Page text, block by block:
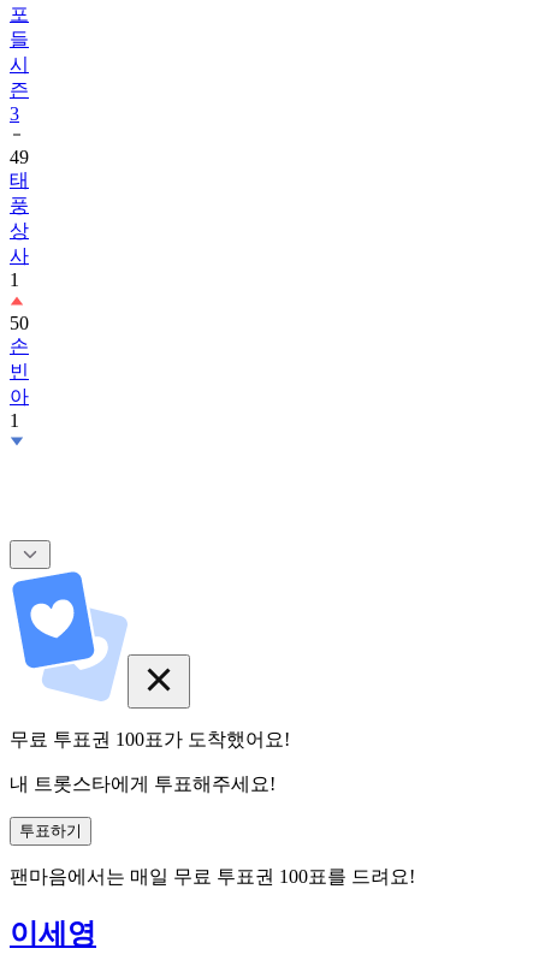
포
들
시
즌
3
49
태
풍
상
사
1
50
손
빈
아
1
무료 투표권 100표가 도착했어요!
내 트롯스타에게 투표해주세요!
투표하기
팬마음에서는 매일 무료 투표권 100표를 드려요!
이세영